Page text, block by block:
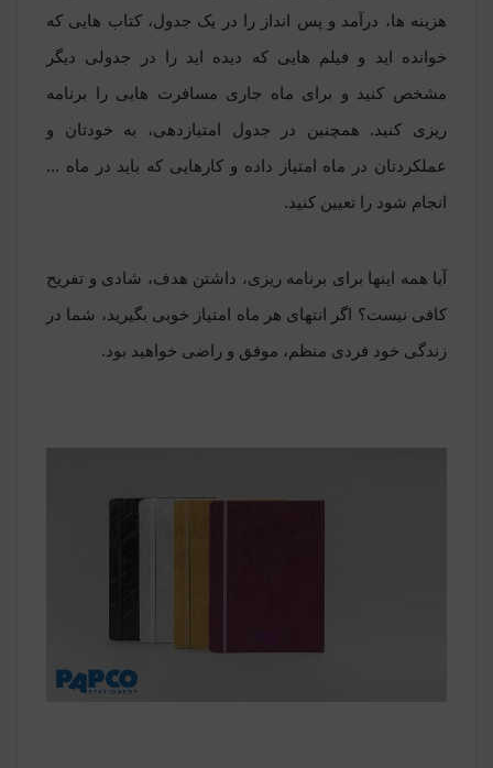
هزینه ها، درآمد و پس انداز را در یک جدول، کتاب هایی که
خوانده اید و فیلم هایی که دیده اید را در جدولی دیگر
مشخص کنید و برای ماه جاری مسافرت هایی را برنامه
ریزی کنید. همچنین در جدول امتیازدهی، به خودتان و
عملکردتان در ماه امتیاز داده و کارهایی که باید در ماه ...
انجام شود را تعیین کنید.
آیا همه اینها برای برنامه ریزی، داشتن هدف، شادی و تفریح
کافی نیست؟ اگر انتهای هر ماه امتیاز خوبی بگیرید، شما در
زندگی خود فردی منظم، موفق و راضی خواهید بود.